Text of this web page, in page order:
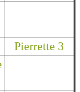
Pierrette 3